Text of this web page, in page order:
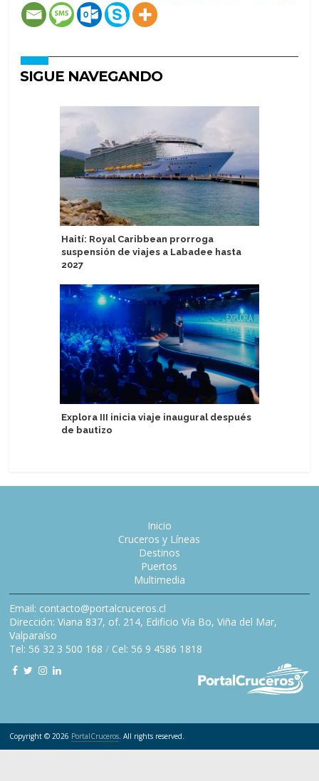
SIGUE NAVEGANDO
Haití: Royal Caribbean prorroga
suspensión de viajes a Labadee hasta
2027
Explora III inicia viaje inaugural después
de bautizo
Inicio
Cruceros y Líneas
Destinos
Puertos
Multimedia
Email: contacto@portalcruceros.cl
Dirección: Viana 837, of. 214, Edificio Vía Bo, Viña del Mar,
Valparaíso
Tel: 56 32 3 500 168 / Cel: 56 9 4586 1818
Copyright © 2026 PortalCruceros. All rights reserved.